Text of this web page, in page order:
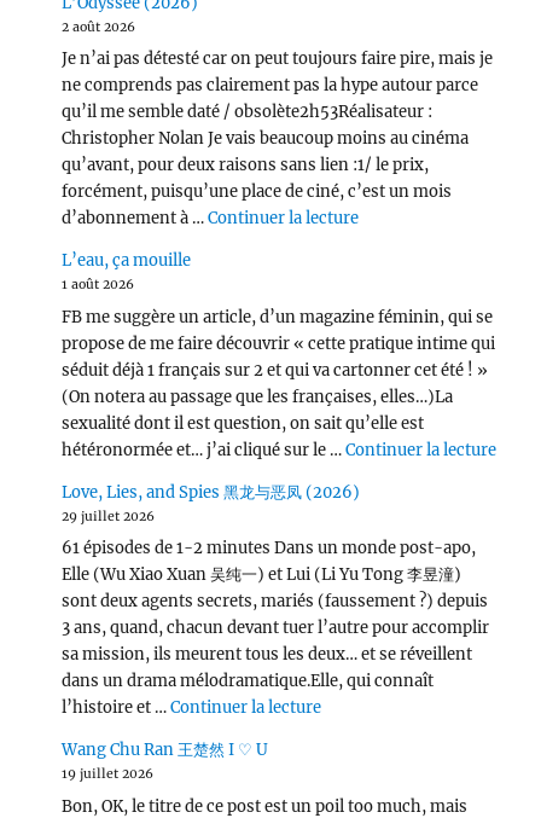
2 août 2026
Je n’ai pas détesté car on peut toujours faire pire, mais je
ne comprends pas clairement pas la hype autour parce
qu’il me semble daté / obsolète2h53Réalisateur :
Christopher Nolan Je vais beaucoup moins au cinéma
qu’avant, pour deux raisons sans lien :1/ le prix,
forcément, puisqu’une place de ciné, c’est un mois
d’abonnement à …Continuer la lecturede « L’Odyssée (2026)
L’eau, ça mouille
1 août 2026
FB me suggère un article, d’un magazine féminin, qui se
propose de me faire découvrir « cette pratique intime qui
séduit déjà 1 français sur 2 et qui va cartonner cet été ! »
(On notera au passage que les françaises, elles…)La
sexualité dont il est question, on sait qu’elle est
hétéronormée et… j’ai cliqué sur le …Continuer la lecturede «
Love, Lies, and Spies 黑龙与恶凤 (2026)
29 juillet 2026
61 épisodes de 1-2 minutes Dans un monde post-apo,
Elle (Wu Xiao Xuan 吴纯一) et Lui (Li Yu Tong 李昱潼)
sont deux agents secrets, mariés (faussement ?) depuis
3 ans, quand, chacun devant tuer l’autre pour accomplir
sa mission, ils meurent tous les deux… et se réveillent
dans un drama mélodramatique.Elle, qui connaît
l’histoire et …Continuer la lecturede « Love, Lies, and Spies
Wang Chu Ran 王楚然 I ♡ U
19 juillet 2026
Bon, OK, le titre de ce post est un poil too much, mais